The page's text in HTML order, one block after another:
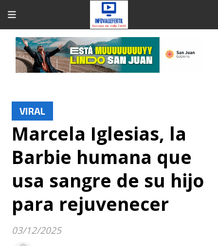
Marcela Iglesias, la
Barbie humana que
usa sangre de su hijo
para rejuvenecer
VIRAL
03/12/2025